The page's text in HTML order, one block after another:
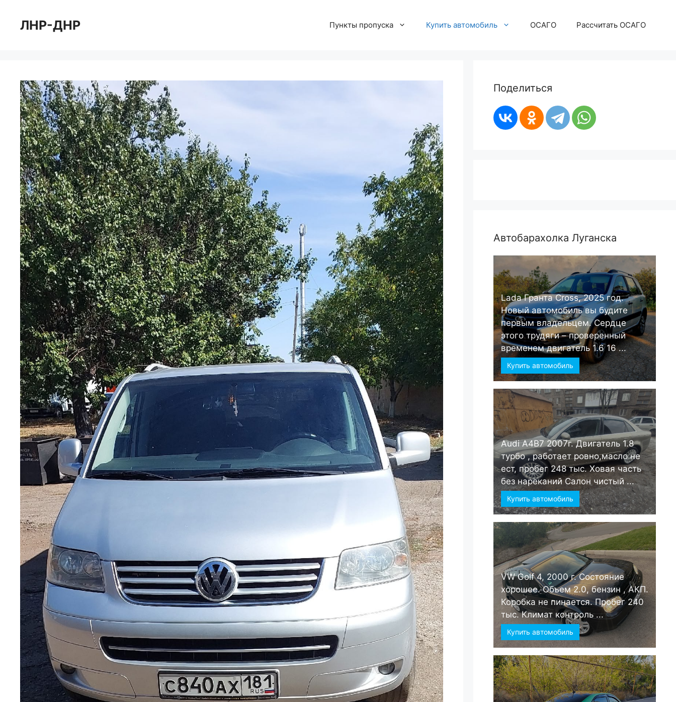
содержимому
ЛНР-ДНР Пункты пропуска Купить автомобиль ОСАГО Рассчитать ОСАГО
Поделиться
Автобарахолка Луганска
Lada Гранта Cross, 2025 год.
Новый автомобиль вы будите
первым владельцем. Сердце
этого трудяги – проверенный
временем двигатель 1.6 16 ...
Купить автомобиль
Audi А4B7 2007г. Двигатель 1.8
турбо , работает ровно,масло не
ест, пробег 248 тыс. Ховая часть
без нареканий Салон чистый ...
Купить автомобиль
VW Golf 4, 2000 г. Состояние
хорошее. Объем 2.0, бензин , АКП.
Коробка не пинается. Пробег 240
тыс. Климат контроль ...
Купить автомобиль